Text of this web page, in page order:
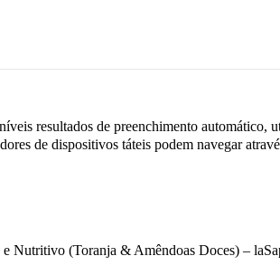
resultados de preenchimento automático,
de dispositivos táteis podem navegar
Nutritivo (Toranja & Amêndoas Doces) –